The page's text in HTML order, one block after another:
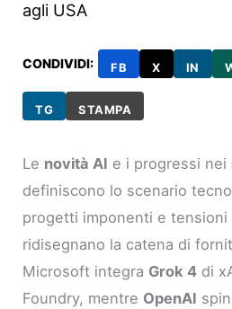
agli USA
CONDIVIDI: FB X IN
TG STAMPA
Le novità AI e i progressi nei
definiscono lo scenario
progetti imponenti e
ridisegnano la catena di
Microsoft integra Grok 4 di
Foundry, mentre OpenAI